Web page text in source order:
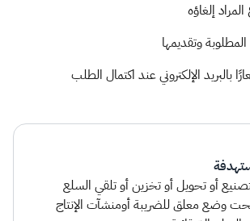
إلغاؤه
وتقديمها
بالبريد الإلكتروني عند اكتمال الطلب​
أو تحويل أو تخزين أو تلقي السلع
تحت وضع معلق للضريبة أومنشآت الإنتاج